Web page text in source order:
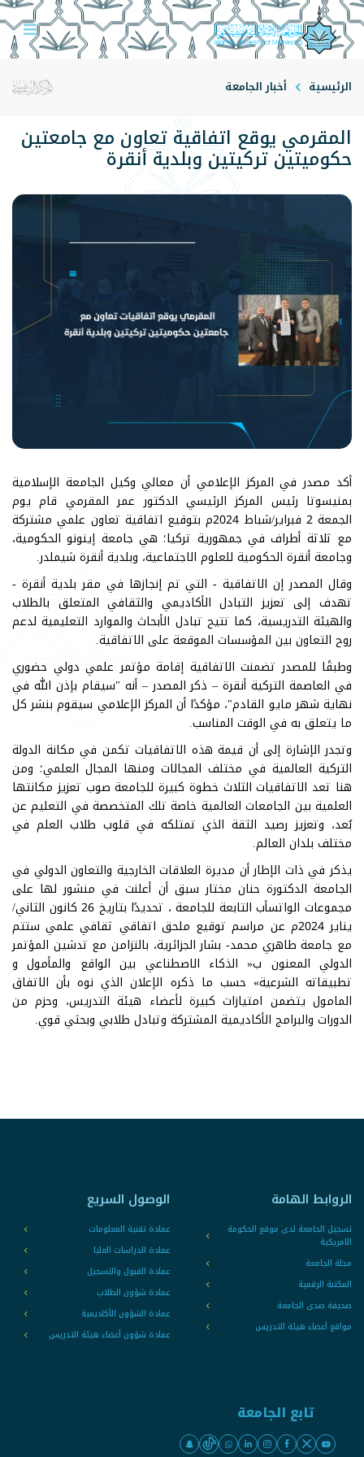
الرئيسية أخبار الجامعة
المقرمي يوقع اتفاقية تعاون مع جامعتين
حكوميتين تركيتين وبلدية أنقرة
أكد مصدر في المركز الإعلامي أن معالي وكيل الجامعة الإسلامية
بمنيسوتا رئيس المركز الرئيسي الدكتور عمر المقرمي قام يوم
الجمعة 2 فبراير/شباط 2024م بتوقيع اتفاقية تعاون علمي مشتركة
مع ثلاثة أطراف في جمهورية تركيا؛ هي جامعة إينونو الحكومية،
وجامعة أنقرة الحكومية للعلوم الاجتماعية، وبلدية أنقرة شيملدر.
وقال المصدر إن الاتفاقية - التي تم إنجازها في مقر بلدية أنقرة -
تهدف إلى تعزيز التبادل الأكاديمي والثقافي المتعلق بالطلاب
والهيئة التدريسية، كما تتيح تبادل الأبحاث والموارد التعليمية لدعم
روح التعاون بين المؤسسات الموقعة على الاتفاقية.
وطبقًا للمصدر تضمنت الاتفاقية إقامة مؤتمر علمي دولي حضوري
في العاصمة التركية أنقرة – ذكر المصدر – أنه "سيقام بإذن الله في
نهاية شهر مايو القادم"، مؤكدًا أن المركز الإعلامي سيقوم بنشر كل
ما يتعلق به في الوقت المناسب.
وتجدر الإشارة إلى أن قيمة هذه الاتفاقيات تكمن في مكانة الدولة
التركية العالمية في مختلف المجالات ومنها المجال العلمي؛ ومن
هنا تعد الاتفاقيات الثلاث خطوة كبيرة للجامعة صوب تعزيز مكانتها
العلمية بين الجامعات العالمية خاصة تلك المتخصصة في التعليم عن
بُعد، وتعزيز رصيد الثقة الذي تمتلكه في قلوب طلاب العلم في
مختلف بلدان العالم.
يذكر في ذات الإطار أن مديرة العلاقات الخارجية والتعاون الدولي في
الجامعة الدكتورة حنان مختار سبق أن أعلنت في منشور لها على
مجموعات الواتسأب التابعة للجامعة ، تحديدًا بتاريخ 26 كانون الثاني/
يناير 2024م عن مراسم توقيع ملحق اتفاقي ثقافي علمي ستتم
مع جامعة طاهري محمد- بشار الجزائرية، بالتزامن مع تدشين المؤتمر
الدولي المعنون ب« الذكاء الاصطناعي بين الواقع والمأمول و
تطبيقاته الشرعية» حسب ما ذكره الإعلان الذي نوه بأن الاتفاق
المامول يتضمن امتيازات كبيرة لأعضاء هيئة التدريس، وحزم من
الدورات والبرامج الأكاديمية المشتركة وتبادل طلابي وبحثي قوي.
الروابط الهامة
تسجيل الجامعة لدى موقع الحكومة
الامريكية
مجلة الجامعة
المكتبة الرقمية
صحيفة صدى الجامعة
مواقع أعضاء هيئة التدريس
الوصول السريع
عمادة تقنية المعلومات
عمادة الدراسات العليا
عمادة القبول والتسجيل
عمادة شؤون الطلاب
عمادة الشؤون الأكاديمية
عمادة شؤون أعضاء هيئة التدريس
تابع الجامعة